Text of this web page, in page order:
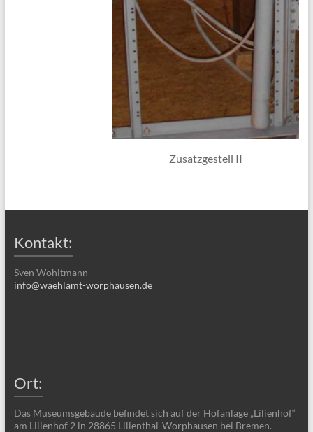
Zusatzgestell II
Kontakt:
Sven Wohltmann
info@waehlamt-worphausen.de
Ort:
Das Museumsgebäude befindet sich auf der Hofanlage „Lilienhof“
am Lilienhof 2 in 28865 Lilienthal-Worphausen bei Bremen.